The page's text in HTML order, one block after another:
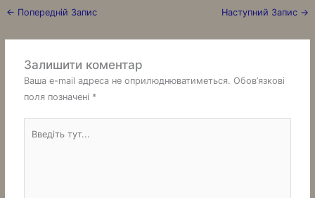
← Попередній Запис Наступний Запис →
Залишити коментар
Ваша e-mail адреса не оприлюднюватиметься. Обов’язкові
поля позначені *